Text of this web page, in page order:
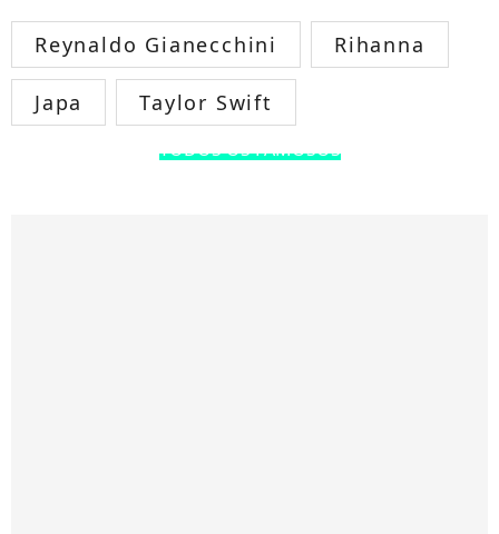
Reynaldo Gianecchini Rihanna
Japa Taylor Swift
TODOS OS FAMOSOS